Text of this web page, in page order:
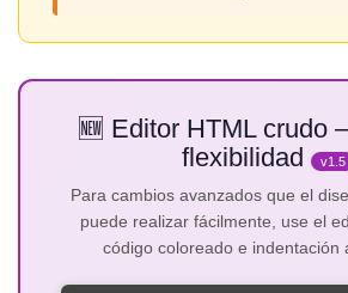
🆕 Editor HTML crudo
flexibilidad
v1.5
Para cambios avanzados que el
puede realizar fácilmente, use el
código coloreado e indentación